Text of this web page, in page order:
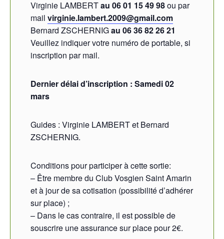
Virginie LAMBERTau 06 01 15 49 98ou par
mail virginie.lambert.2009@gmail.com
Bernard ZSCHERNIGau 06 36 82 26 21
Veuillez indiquer votre numéro de portable, si
inscription par mail.
Dernier délai d’inscription : Samedi 02
mars
Guides : Virginie LAMBERT et Bernard
ZSCHERNIG.
Conditions pour participer à cette sortie:
– Être membre du Club Vosgien Saint Amarin
et à jour de sa cotisation (possibilité d’adhérer
sur place) ;
– Dans le cas contraire, il est possible de
souscrire une assurance sur place pour 2€.